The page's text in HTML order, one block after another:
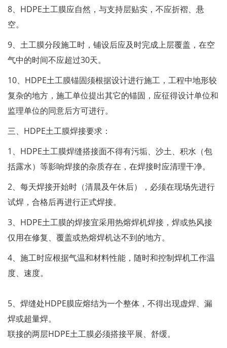
8、HDPE土工膜应自然，与支持层贴实，不应折褶、悬
空。
9、土工膜分段施工时，铺设后应及时完成上层覆盖，在空
气中的时间不应超过30天。
10、HDPE土工膜锚固须根据设计进行施工，工程中地形较
复杂的地方，施工单位提出其它的锚固，应征得设计单位和
监理单位的同意后方可进行。
三、HDPE土工膜焊接要求：
1、HDPE土工膜焊缝搭接面不得有污垢、沙土、积水（包
括露水）等影响焊接的杂质存在，在焊接时应清理干净。
2、每天焊接开始时（清晨及午休后），必须在现场先进行
试焊，合格后再进行正式焊接。
3、HDPE土工膜的焊接宜采用热熔焊机焊接，焊或热风接
仅用在修复、覆盖或热熔焊机达不到的地方。
4、施工时应根据气温和材料性能，随时和控制焊机工作温
度、速度。
5、焊缝处HDPE膜应熔结为一个整体，不得出现虚焊、漏
焊或超量焊。
联接的两层HDPE土工膜必须搭接平展、舒缓。